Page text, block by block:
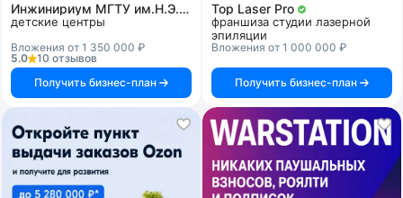
Инжинириум МГТУ им.Н.Э.Баумана
детские центры
Вложения от 1 350 000 ₽
5.0
10 отзывов
Получить бизнес-план
Top Laser Pro
франшиза студии лазерной
эпиляции
Вложения от 1 000 000 ₽
Получить бизнес-план